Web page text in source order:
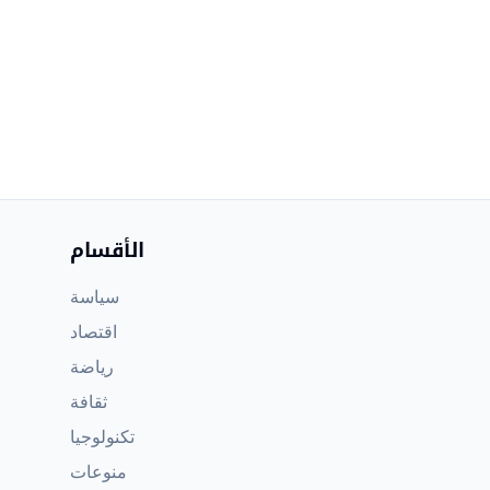
الأقسام
سياسة
اقتصاد
رياضة
ثقافة
تكنولوجيا
منوعات